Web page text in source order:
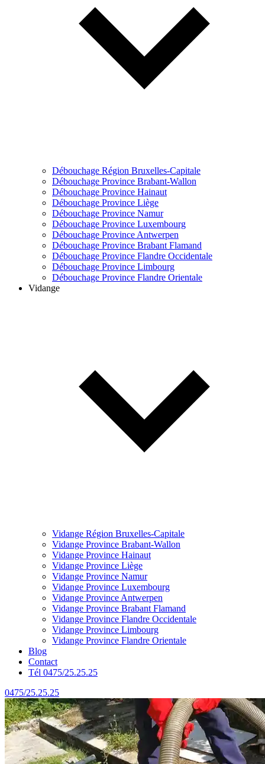
Débouchage Région Bruxelles-Capitale
Débouchage Province Brabant-Wallon
Débouchage Province Hainaut
Débouchage Province Liège
Débouchage Province Namur
Débouchage Province Luxembourg
Débouchage Province Antwerpen
Débouchage Province Brabant Flamand
Débouchage Province Flandre Occidentale
Débouchage Province Limbourg
Débouchage Province Flandre Orientale
Vidange
Vidange Région Bruxelles-Capitale
Vidange Province Brabant-Wallon
Vidange Province Hainaut
Vidange Province Liège
Vidange Province Namur
Vidange Province Luxembourg
Vidange Province Antwerpen
Vidange Province Brabant Flamand
Vidange Province Flandre Occidentale
Vidange Province Limbourg
Vidange Province Flandre Orientale
Blog
Contact
Tél 0475/25.25.25
0475/25.25.25